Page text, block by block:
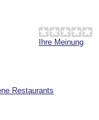
Ihre Meinung
Restaurants